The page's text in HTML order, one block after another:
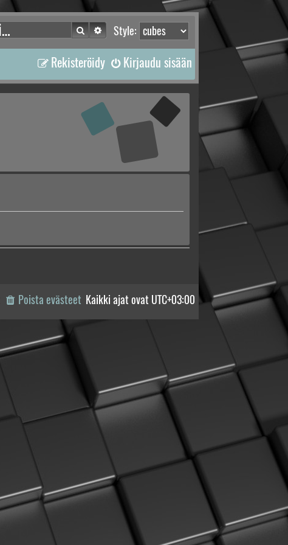
Style:
Etsi Tarkennettu haku
Kirjaudu sisään
Rekisteröidy
Kaikki ajat ovat UTC+03:00
Poista evästeet